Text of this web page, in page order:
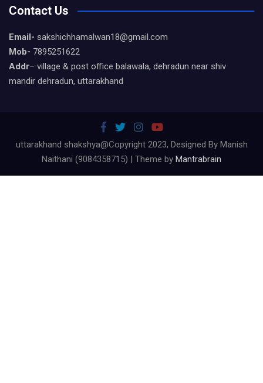
Contact Us
Email- sakshichhamalwan18@gmail.com
Mob- 7895251622
Addr– village & post office balawala, dehradun near shiv
mandir dehradun, uttarakhand
uttarakhand shakshya@Copyright 2023, Designed By Manish
Naithani (9084358715) | Theme by Mantrabrain